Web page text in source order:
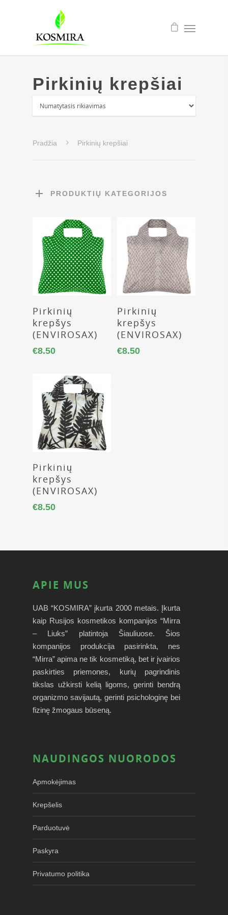
Pirkinių krepšiai
Pradžia Pirkinių krepšiai
PRODUKTIŲ KATEGORIJOS
Pirkinių
krepšys
(ENVIROSAX)
€8.50
Pirkinių
krepšys
(ENVIROSAX)
€8.50
Pirkinių
krepšys
(ENVIROSAX)
€8.50
APIE MUS
UAB “KOSMIRA” įkurta 2000 metais. Įkurta
kaip Rusijos kosmetikos kompanijos “Mirra
– Liuks” platintoja Šiauliuose. Šios
kompanijos produkcija pasirinkta, nes
“Mirra” apima ne tik kosmetiką, bet ir įvairios
paskirties priemones, kurių pagrindinis
tikslas užkirsti kelią ligoms, gerinti bendrą
organizmo savijautą, gerinti psichologinę bei
fizinę žmogaus būseną.
NAUDINGOS NUORODOS
Apmokėjimas
Krepšelis
Parduotuvė
Paskyra
Privatumo politika